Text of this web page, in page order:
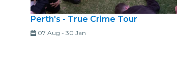
Perth's - True Crime Tour
07 Aug - 30 Jan